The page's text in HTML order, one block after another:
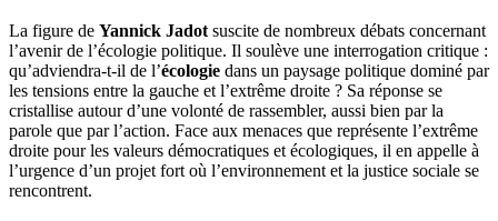
La figure de Yannick Jadotsuscite de nombreux débats concernant
l’avenir de l’écologie politique. Il soulève une interrogation critique :
qu’adviendra-t-il de l’écologie dans un paysage politique dominé par
les tensions entre la gauche et l’extrême droite ? Sa réponse se
cristallise autour d’une volonté de rassembler, aussi bien par la
parole que par l’action. Face aux menaces que représente l’extrême
droite pour les valeurs démocratiques et écologiques, il en appelle à
l’urgence d’un projet fort où l’environnement et la justice sociale se
rencontrent.